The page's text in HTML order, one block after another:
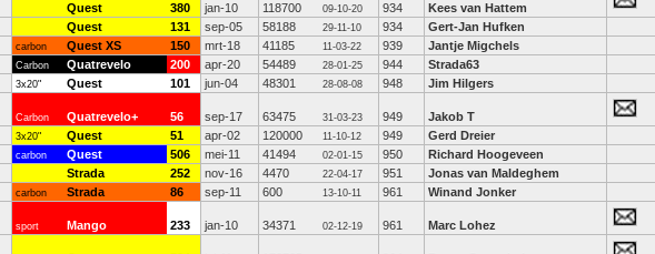
Quest 380 jan-10 118700 09-10-20 934 Kees van Hattem
Quest 131 sep-05 58188 29-11-10 934 Gert-Jan Hufken
carbon Quest XS 150 mrt-18 41185 11-03-22 939 Jantje Migchels
Carbon Quatrevelo 200 apr-20 54489 28-01-25 944 Strada63
3x20" Quest 101 jun-04 48301 28-08-08 948 Jim Hilgers
Carbon Quatrevelo+ 56 sep-17 63475 31-03-23 949 Jakob T
3x20" Quest 51 apr-02 120000 11-10-12 949 Gerd Dreier
carbon Quest 506 mei-11 41494 02-01-15 950 Richard Hoogeveen
Strada 252 nov-16 4470 22-04-17 951 Jonas van Maldeghem
carbon Strada 86 sep-11 600 13-10-11 961 Winand Jonker
sport Mango 233 jan-10 34371 02-12-19 961 Marc Lohez